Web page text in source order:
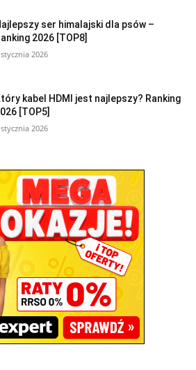
ser himalajski dla psów –
2026 [TOP8]
2026
kabel HDMI jest najlepszy? Ranking
[TOP5]
2026